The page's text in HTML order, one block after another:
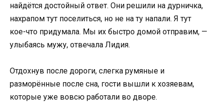
найдётся достойный ответ. Они решили на дурничка,
нахрапом тут поселиться, но не на ту напали. Я тут
кое-что придумала. Мы их быстро домой отправим, —
улыбаясь мужу, отвечала Лидия.
Отдохнув после дороги, слегка румяные и
разморённые после сна, гости вышли к хозяевам,
которые уже вовсю работали во дворе.